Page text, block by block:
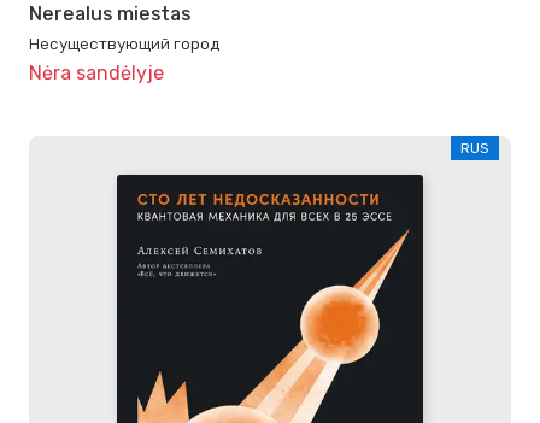
Nerealus miestas
Несуществующий город
Nėra sandėlyje
RUS